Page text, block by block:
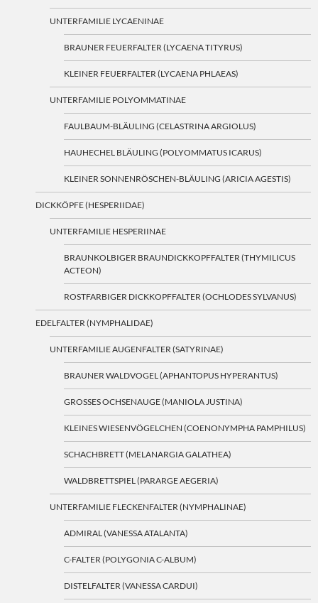
UNTERFAMILIE LYCAENINAE
BRAUNER FEUERFALTER (LYCAENA TITYRUS)
KLEINER FEUERFALTER (LYCAENA PHLAEAS)
UNTERFAMILIE POLYOMMATINAE
FAULBAUM-BLÄULING (CELASTRINA ARGIOLUS)
HAUHECHEL BLÄULING (POLYOMMATUS ICARUS)
KLEINER SONNENRÖSCHEN-BLÄULING (ARICIA AGESTIS)
DICKKÖPFE (HESPERIIDAE)
UNTERFAMILIE HESPERIINAE
BRAUNKOLBIGER BRAUNDICKKOPFFALTER (THYMILICUS
ACTEON)
ROSTFARBIGER DICKKOPFFALTER (OCHLODES SYLVANUS)
EDELFALTER (NYMPHALIDAE)
UNTERFAMILIE AUGENFALTER (SATYRINAE)
BRAUNER WALDVOGEL (APHANTOPUS HYPERANTUS)
GROSSES OCHSENAUGE (MANIOLA JUSTINA)
KLEINES WIESENVÖGELCHEN (COENONYMPHA PAMPHILUS)
SCHACHBRETT (MELANARGIA GALATHEA)
WALDBRETTSPIEL (PARARGE AEGERIA)
UNTERFAMILIE FLECKENFALTER (NYMPHALINAE)
ADMIRAL (VANESSA ATALANTA)
C-FALTER (POLYGONIA C-ALBUM)
DISTELFALTER (VANESSA CARDUI)